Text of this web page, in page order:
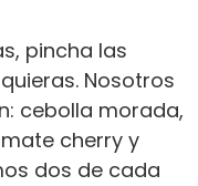
pincha las
Nosotros
cebolla morada,
cherry y
dos de cada